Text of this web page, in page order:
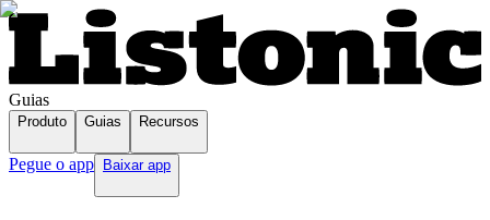
Guias
Produto Guias Recursos
Pegue o app Baixar app